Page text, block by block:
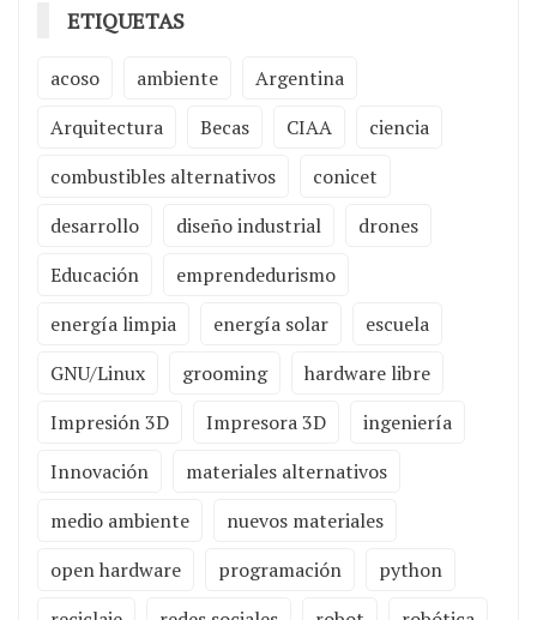
ETIQUETAS
acoso ambiente
Argentina
Arquitectura
Becas CIAA
ciencia
combustibles alternativos
conicet
desarrollo
diseño industrial
drones
Educación
emprendedurismo
energía limpia
energía solar
escuela
GNU/Linux
grooming
hardware libre
Impresión 3D
Impresora 3D
ingeniería
Innovación
materiales alternativos
medio ambiente
nuevos materiales
open hardware
programación
python